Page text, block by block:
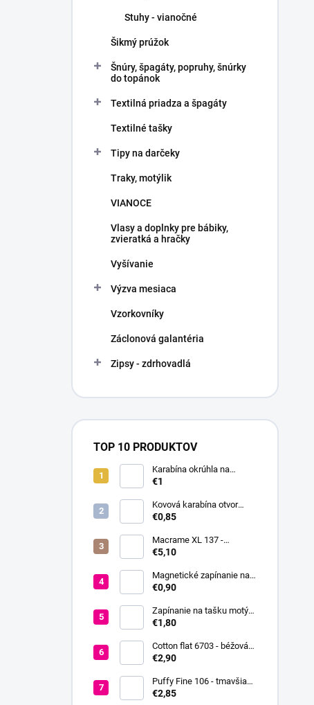
Stuhy - vianočné
Šikmý prúžok
Šnúry, špagáty, popruhy, šnúrky
do topánok
Textilná priadza a špagáty
Textilné tašky
Tipy na darčeky
Traky, motýlik
VIANOCE
Vlasy a doplnky pre bábiky,
zvieratká a hračky
Vyšívanie
Výzva mesiaca
Vzorkovníky
Záclonová galantéria
Zipsy - zdrhovadlá
TOP 10 PRODUKTOV
Karabína okrúhla na
kabelky / krúžok na kľúče
€1
Kovová karabína otvor
18mm
€0,85
Macrame XL 137 -
smotanová
€5,10
Magnetické zapínanie na
prišitie Ø18 mm
€0,90
Zapínanie na tašku motýľ
37x52 mm
€1,80
Cotton flat 6703 - béžová
svetlá
€2,90
Puffy Fine 106 - tmavšia
červená
€2,85